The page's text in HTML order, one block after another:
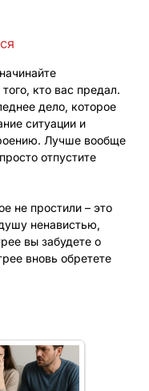
кто вас предал.
дело, которое
ситуации и
Лучше вообще
отпустите
не простили – это
ненавистью,
вы забудете о
вновь обретете